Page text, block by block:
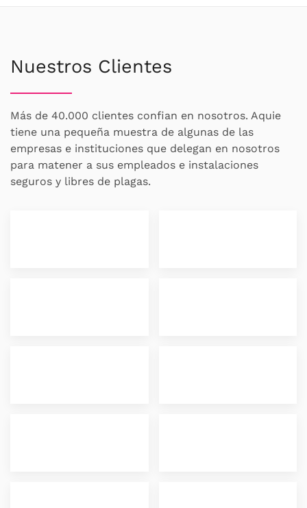
Nuestros Clientes
Más de 40.000 clientes confian en nosotros. Aquie
tiene una pequeña muestra de algunas de las
empresas e instituciones que delegan en nosotros
para matener a sus empleados e instalaciones
seguros y libres de plagas.